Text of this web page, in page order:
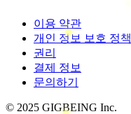
이용 약관
개인 정보 보호 정책
권리
결제 정보
문의하기
© 2025 GIGBEING Inc.